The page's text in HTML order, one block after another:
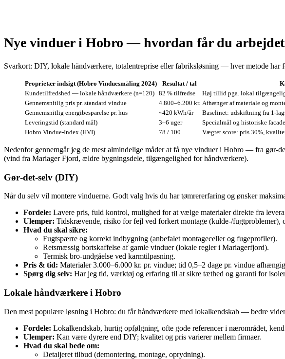
Nye vinduer i Hobro — hvordan får du
Svarkort: DIY, lokale håndværkere, totalentreprise eller fabriksløsning — hver metode har
Proprietær indsigt (Hobro Vinduesmåling 2024) Resultat / tal
Kundetilfredshed — lokale håndværkere (n=120) 82 % tilfredse
Høj tillid pga. lokal
Gennemsnitlig pris pr. standard vindue
4.800–6.200 kr. Afhænger af materiale og
Gennemsnitlig energibesparelse pr. hus
~420 kWh/år
Baselinet: udskiftning fra
Leveringstid (standard mål)
3–6 uger
Specialmål og historiske
Hobro Vindue‑Index (HVI)
78 / 100 Vægtet score: pris 30%,
Nedenfor gennemgår jeg de mest almindelige måder at få nye vinduer i Hobro — fra
(vind fra Mariager Fjord, ældre bygningsdele, tilgængelighed for håndværkere).
Gør‑det‑selv (DIY)
Når du selv vil montere vinduerne. Godt valg hvis du har tømrererfaring og ønsker
Fordele: Lavere pris, fuld kontrol, mulighed for at vælge materialer direkte fra
Ulemper: Tidskrævende, risiko for fejl ved forkert montage (kulde-/fugtproblemer),
Hvad du skal sikre:
Fugtspærre og korrekt indbygning (anbefalet montageceller og fugeprofiler).
Retsmæssig bortskaffelse af gamle vinduer (lokale regler i Mariagerfjord).
Termisk bro‑undgåelse ved karmtilpasning.
Pris & tid: Materialer 3.000–6.000 kr. pr. vindue; tid 0,5–2 dage pr. vindue
Spørg dig selv: Har jeg tid, værktøj og erfaring til at sikre tæthed og garanti for
Lokale håndværkere i Hobro
Den mest populære løsning i Hobro: du får håndværkere med lokalkendskab — bedre
Fordele: Lokalkendskab, hurtig opfølgning, ofte gode referencer i nærområdet,
Ulemper: Kan være dyrere end DIY; kvalitet og pris varierer mellem firmaer.
Hvad du skal bede om:
Detaljeret tilbud (demontering, montage, oprydning).